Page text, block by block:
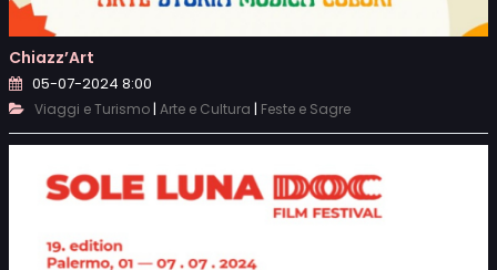
Chiazz’Art
05-07-2024 8:00
Viaggi e Turismo| Arte e Cultura | Feste e Sagre